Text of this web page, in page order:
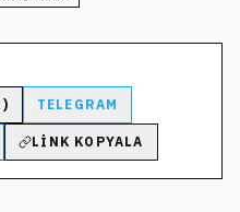
TELEGRAM
LINK KOPYALA